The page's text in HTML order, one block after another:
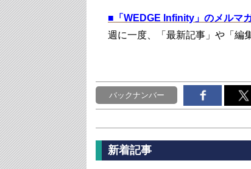
■ 「WEDGE Infinity」のメルマ
週に一度、「最新記事」や「編
バックナンバー
新着記事